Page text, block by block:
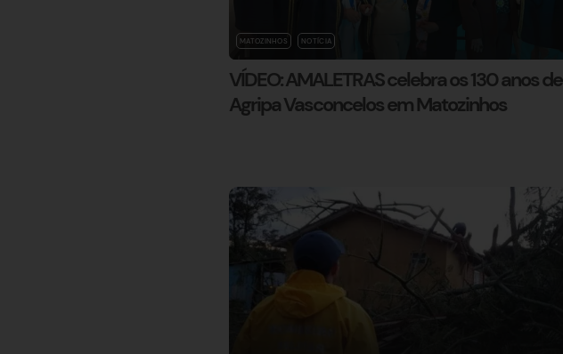
MATOZINHOS NOTÍCIA
VÍDEO: AMALETRAS celebra os 130 anos de
Agripa Vasconcelos em Matozinhos